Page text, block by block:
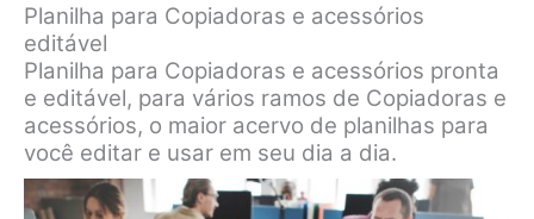
Planilha para Copiadoras e acessórios
editável
Planilha para Copiadoras e acessórios pronta
e editável, para vários ramos de Copiadoras e
acessórios, o maior acervo de planilhas para
você editar e usar em seu dia a dia.